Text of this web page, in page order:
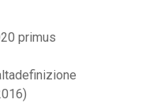
primus